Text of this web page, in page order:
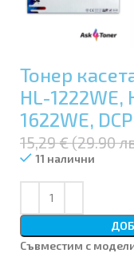
Тонер
HL-1222WE,
1622WE,
15,29 € (29.90
11 налични
Съвместим с